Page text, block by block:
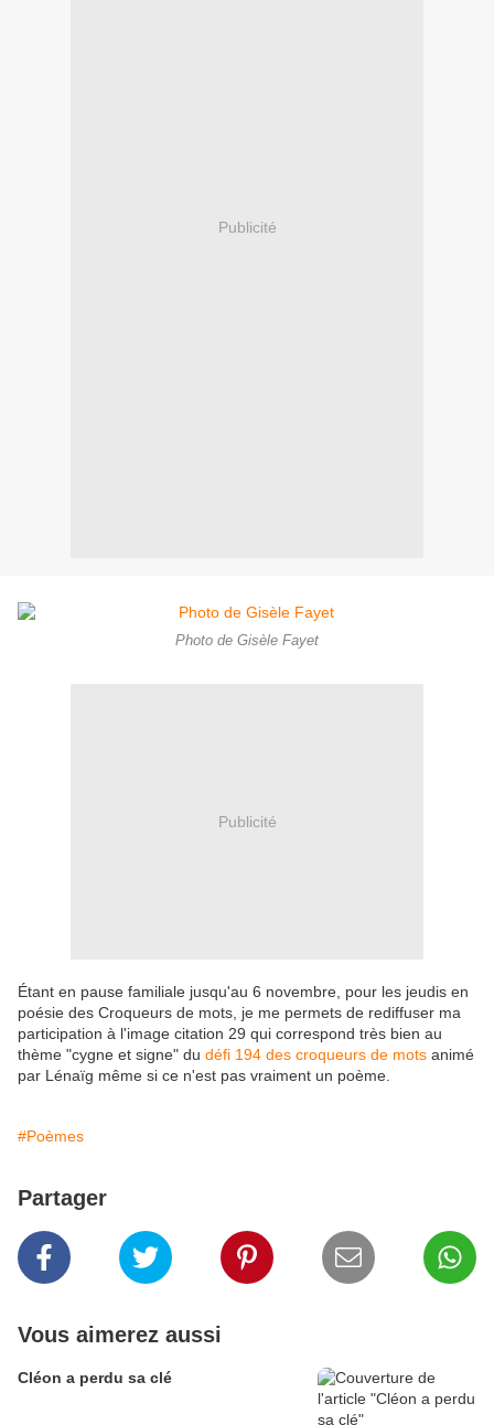
Publicité
Photo de Gisèle Fayet
Publicité
Étant en pause familiale jusqu'au 6 novembre, pour les jeudis en
poésie des Croqueurs de mots, je me permets de rediffuser ma
participation à l'image citation 29 qui correspond très bien au
thème "cygne et signe" du défi 194 des croqueurs de mots animé
par Lénaïg même si ce n'est pas vraiment un poème.
#Poèmes
Partager
Vous aimerez aussi
Cléon a perdu sa clé